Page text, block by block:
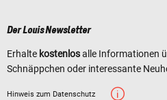
Der Louis Newsletter
Erhalte kostenlosalle Informationen
Schnäppchen oder interessante
Hinweis zum Datenschutz